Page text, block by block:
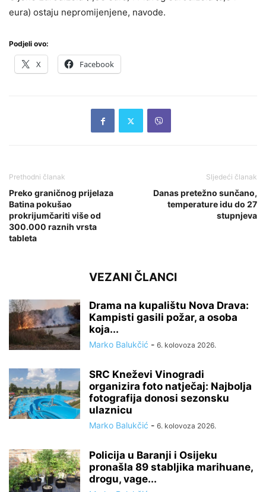
eura) ostaju nepromijenjene, navode.
Podjeli ovo:
X Facebook
Prethodni članak
Preko graničnog prijelaza
Batina pokušao
prokrijumčariti više od
300.000 raznih vrsta
tableta
Sljedeći članak
Danas pretežno sunčano,
temperature idu do 27
stupnjeva
VEZANI ČLANCI
Drama na kupalištu Nova Drava:
Kampisti gasili požar, a osoba
koja...
Marko Balukčić - 6. kolovoza 2026.
SRC Kneževi Vinogradi
organizira foto natječaj: Najbolja
fotografija donosi sezonsku
ulaznicu
Marko Balukčić - 6. kolovoza 2026.
Policija u Baranji i Osijeku
pronašla 89 stabljika marihuane,
drogu, vage...